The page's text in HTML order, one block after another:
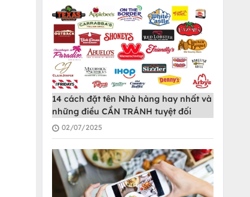
14 cách đặt tên Nhà hàng hay nhất và
những điều CẦN TRÁNH tuyệt đối
02/07/2025